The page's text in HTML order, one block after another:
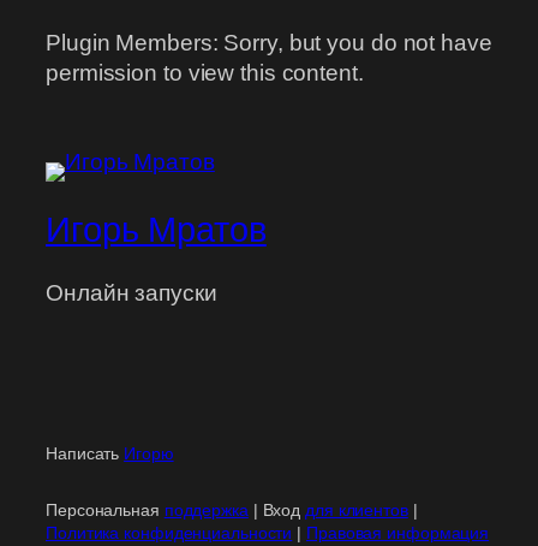
Plugin Members: Sorry, but you do not have
permission to view this content.
Игорь Мратов
Онлайн запуски
Написать Игорю
Персональная поддержка| Входдля клиентов|
Политика конфиденциальности | Правовая информация